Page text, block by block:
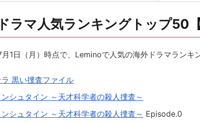
ラマ人気ランキングトップ50
1日（月）時点で、Leminoで人気の海外ドラマランキ
ラ 黒い捜査ファイル
シュタイン ～天才科学者の殺人捜査～
シュタイン ～天才科学者の殺人捜査～ Episode.0